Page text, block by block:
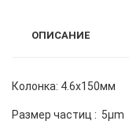
ОПИСАНИЕ
Колонка: 4.6x150мм
Размер частиц : 5µm